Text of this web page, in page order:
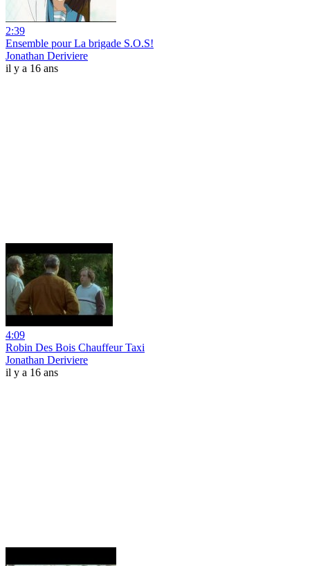
2:39
Ensemble pour La brigade S.O.S!
Jonathan Deriviere
il y a 16 ans
4:09
Robin Des Bois Chauffeur Taxi
Jonathan Deriviere
il y a 16 ans